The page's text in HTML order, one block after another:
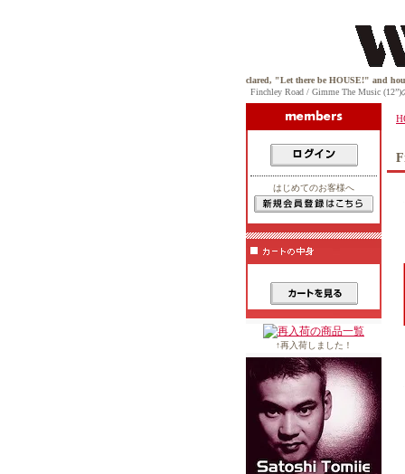
viciously throwing down on his box, Jack boldy declared, "Let there be HOUSE!" and house
Finchley Road / Gimme The Music
はじめてのお客様へ
↑再入荷しました！